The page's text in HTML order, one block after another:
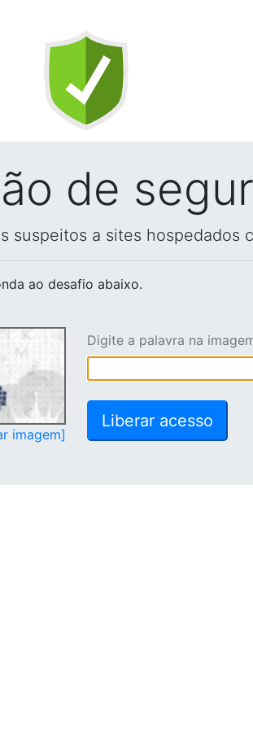
de
suspeitos a sites hospedados
ao desafio abaixo.
imagem]
Digite a palavra na